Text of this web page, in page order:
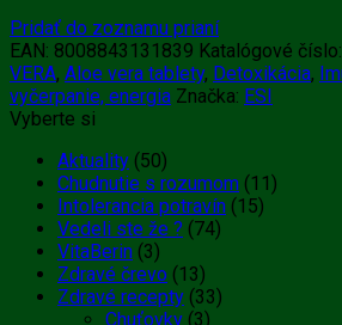
Pridať do zoznamu prianí
EAN: 8008843131839 Katalógové číslo:
VERA, Aloe vera tablety, Detoxikácia,
vyčerpanie, energia Značka: ESI
Vyberte si
Aktuality (50)
Chudnutie s rozumom (11)
Intolerancia potravín (15)
Vedeli ste že ? (74)
VitaBerin (3)
Zdravé črevo (13)
Zdravé recepty (33)
Chuťovky (3)